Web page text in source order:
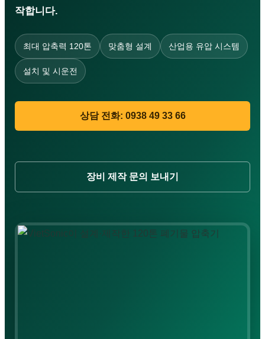
검색:
작합니다.
최대 압축력 120톤 맞춤형 설계 산업용 유압 시스템
설치 및 시운전
상담 전화: 0938 49 33 66
장비 제작 문의 보내기